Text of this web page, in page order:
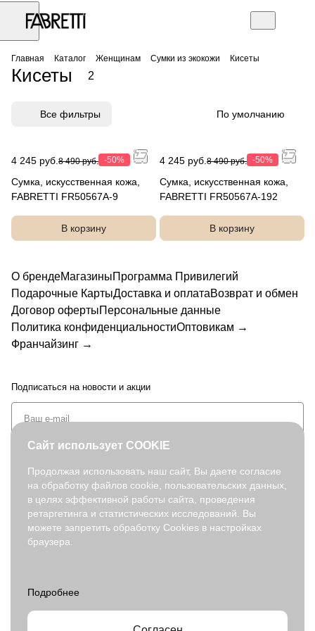
Главная Каталог Женщинам Сумки из экокожи Кисеты
Кисеты 2
Все фильтры По умолчанию
4 245 руб. 8 490 руб. -50%
Сумка, искусственная кожа,
FABRETTI FR50567A-9
В корзину
4 245 руб. 8 490 руб. -50%
Сумка, искусственная кожа,
FABRETTI FR50567A-192
В корзину
О брендеМагазиныПрограмма Привилегий
Подарочные КартыДоставка и оплатаВозврат и обмен
Договор офертыПерсональные данные
Политика конфиденциальностиОптовикам →
Франчайзинг →
Подписаться на новости и акции
+7 (495) 127-08-52
order@fabretti.ru
© 2026. fabretti.ru. Все права защищены
Все ресурсы сайта www.fabretti.ru, включая (но не ограничиваясь)
текстовую, графическую, фотографическую и видео информацию,
Сайт использует COOKIE
Продолжая использовать наш сайт, Вы даете согласие
на обработку файлов cookie, пользовательских данных,
в целях эффективной работы сайта, проведения
ретаргетинга и статистических исследований. Вы
можете запретить обработку Cookies в настройках
браузера.